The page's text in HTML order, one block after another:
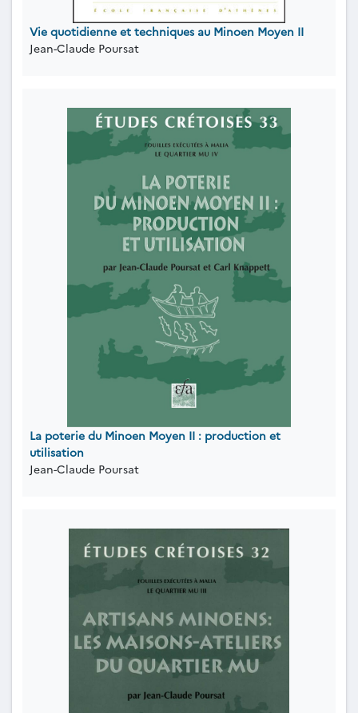
Vie quotidienne et techniques au Minoen Moyen II
Jean-Claude Poursat
La poterie du Minoen Moyen II : production et
utilisation
Jean-Claude Poursat